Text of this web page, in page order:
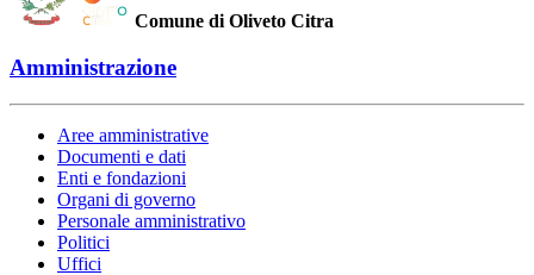
Comune di Oliveto Citra
Amministrazione
Aree amministrative
Documenti e dati
Enti e fondazioni
Organi di governo
Personale amministrativo
Politici
Uffici